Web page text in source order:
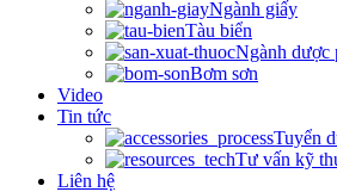
Ngành giấy
Tàu biển
Ngành dược
Bơm sơn
Video
Tin tức
Tuyển
Tư vấn kỹ
Liên hệ